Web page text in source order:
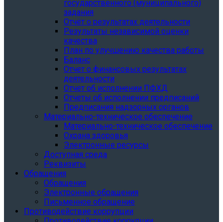
государственного (муниципального)
задания
Отчёт о результатах деятельности
Результаты независимой оценки
качества
План по улучшению качества работы
Баланс
Отчет о финансовых результатах
деятельности
Отчет об исполнении ПФХД
Отчеты об исполнении предписаний
Предписания надзорных органов
Материально-техническое обеспечение
Материально-техническое обеспечение
Охрана здоровья
Электронные ресурсы
Доступная среда
Реквизиты
Обращения
Обращения
Электронные обращения
Письменное обращение
Противодействие коррупции